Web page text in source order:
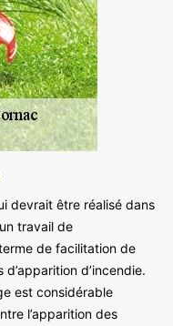
devrait être réalisé dans
travail de
de facilitation de
d’incendie.
est considérable
l’apparition des